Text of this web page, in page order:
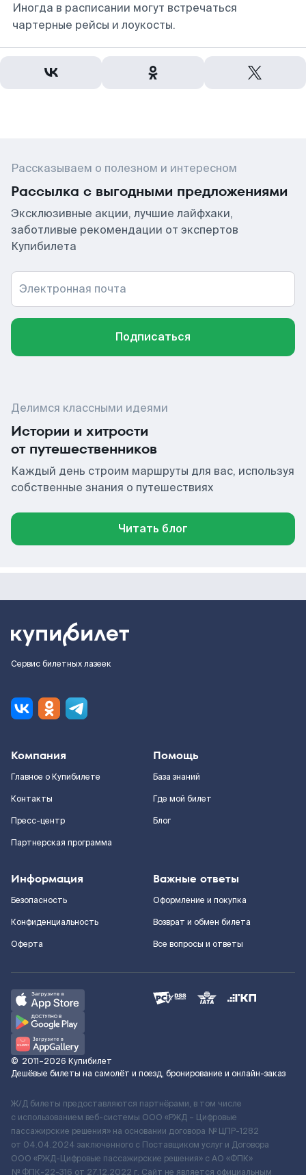
Иногда в расписании могут встречаться
чартерные рейсы и лоукосты.
Рассказываем о полезном и интересном
Рассылка с выгодными предложениями
Эксклюзивные акции, лучшие лайфхаки,
заботливые рекомендации от экспертов
Купибилета
Электронная почта
Подписаться
Делимся классными идеями
Истории и хитрости
от путешественников
Каждый день строим маршруты для вас, используя
собственные знания о путешествиях
Читать блог
Сервис билетных лазеек
Компания
Главное о Купибилете
Контакты
Пресс-центр
Партнерская программа
Помощь
База знаний
Где мой билет
Блог
Информация
Безопасность
Конфиденциальность
Оферта
Важные ответы
Оформление и покупка
Возврат и обмен билета
Все вопросы и ответы
© 2011–2026 Купибилет
Дешёвые билеты на самолёт и поезд, бронирование и онлайн-заказ
Ж/Д билеты предоставляются партнёрами, в том числе
с использованием веб-системы ООО «РЖД – Цифровые
пассажирские решения» на основании договора № ЦПР-1282
от 04.04.2024 заключенного с Поставщиком услуг и Договора
ООО «РЖД-Цифровые пассажирские решения» c АО «ФПК»
№ ФПК-22-316 от 27.12.2022 г. Сайт не является официальным